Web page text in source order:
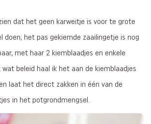
dat het geen karweitje is voor te grote
doen; het pas gekiemde zaailingetje is nog
met haar 2 kiemblaadjes en enkele
beleid haal ik het aan de kiemblaadjes
laat het direct zakken in één van de
in het potgrondmengsel.